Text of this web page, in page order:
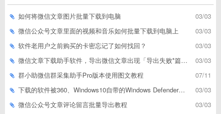
03/03
如何将微信文章图片批量下载到电脑
03/03
微信公众号文章里面的视频和音乐如何批量下载到电脑上
03/03
软件老用户之前购买的卡密忘记了如何找回？
03/03
微信文章下载助手软件，导出微信文章出现「导出失败*篇」如何解决
07/11
群小助微信群采集助手Pro版本使用图文教程
03/03
下载的软件被360、Windows10自带的Windows Defender、腾讯管家等杀毒软件误删了怎么解决
03/03
微信公众号文章评论留言批量导出教程